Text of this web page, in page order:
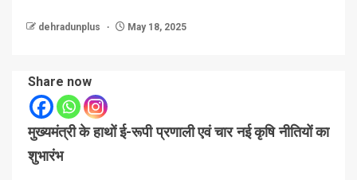
dehradunplus May 18, 2025
Share now
मुख्यमंत्री के हाथों ई-रूपी प्रणाली एवं चार नई कृषि नीतियों का
शुभारंभ